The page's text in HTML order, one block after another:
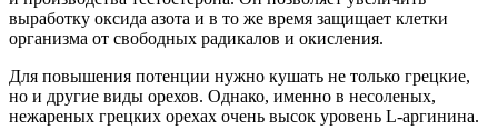
выработку оксида азота и в то же время защищает клетки
организма от свободных радикалов и окисления.
Для повышения потенции нужно кушать не только грецкие,
но и другие виды орехов. Однако, именно в несоленых,
нежареных грецких орехах очень высок уровень L-аргинина.